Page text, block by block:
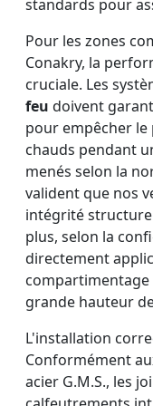
standards pour
Pour les zones
Conakry, la
cruciale. Les
feu doivent
pour empêcher le
chauds pendant
menés selon la
valident que nos
intégrité
plus, selon la
directement
compartimentage
grande hauteur
L'installation
Conformément
acier G.M.S., les